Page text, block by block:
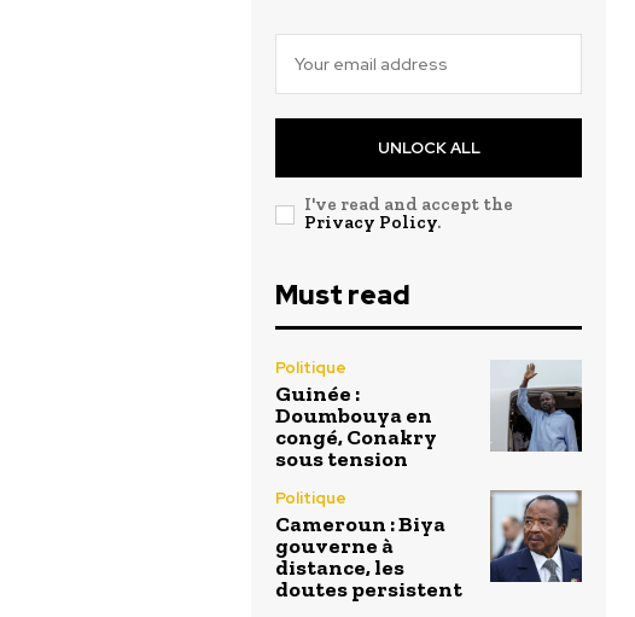
UNLOCK ALL
I've read and accept the
Privacy Policy.
Must read
Politique
Guinée :
Doumbouya en
congé, Conakry
sous tension
Politique
Cameroun : Biya
gouverne à
distance, les
doutes persistent